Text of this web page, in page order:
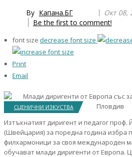
By Капана.БГ
Окт 08,
Be the first to comment!
font size decrease font size
Print
Email
СЦЕНИЧНИ ИЗКУСТВА
Изтъкнатият диригент и педагог
(Швейцария) за поредна година избра
филхармоници за своя международен
обучават млади диригенти от Европа.